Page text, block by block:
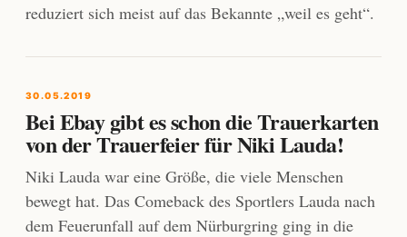
reduziert sich meist auf das Bekannte „weil es geht“.
30.05.2019
Bei Ebay gibt es schon die Trauerkarten
von der Trauerfeier für Niki Lauda!
Niki Lauda war eine Größe, die viele Menschen
bewegt hat. Das Comeback des Sportlers Lauda nach
dem Feuerunfall auf dem Nürburgring ging in die